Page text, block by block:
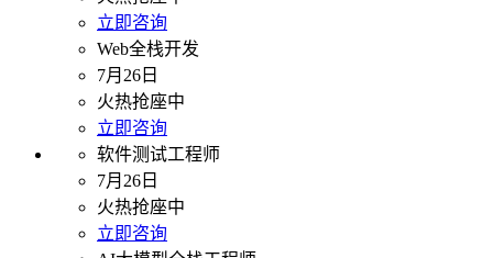
立即咨询
Web全栈开发
7月26日
火热抢座中
立即咨询
软件测试工程师
7月26日
火热抢座中
立即咨询